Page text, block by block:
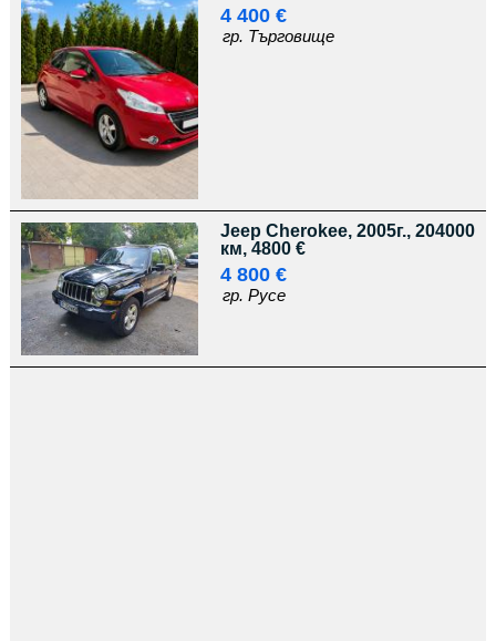
4 400 €
гр. Търговище
Jeep Cherokee, 2005г., 204000
км, 4800 €
4 800 €
гр. Русе